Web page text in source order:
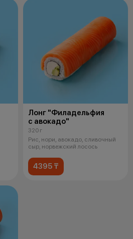
Лонг "Филадельфия
с авокадо"
320 г
Рис, нори, авокадо, сливочный
сыр, норвежский лосось
4395 ₸